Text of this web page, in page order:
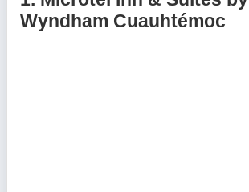
Wyndham Cuauhtémoc